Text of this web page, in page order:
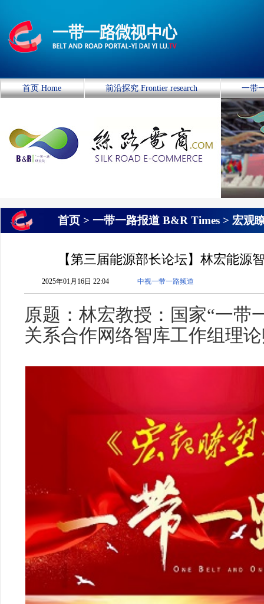
首页 Home 前沿探究 Frontier research 一带
首页 > 一带一路报道 B&R Times > 宏观
【第三届能源部长论坛】林宏能源
2025年01月16日 22:04 中视一带一路频道
原题：林宏教授：国家“一带
关系合作网络智库工作组理